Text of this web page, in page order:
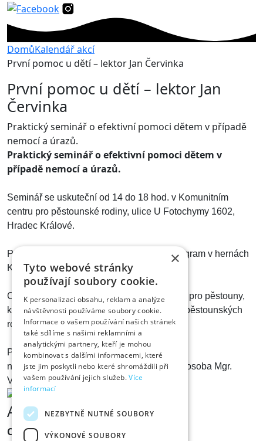
DomůKalendář akcí
První pomoc u dětí – lektor Jan Červinka
První pomoc u dětí – lektor Jan
Červinka
Praktický seminář o efektivní pomoci dětem v případě
nemocí a úrazů.
Praktický seminář o efektivní pomoci dětem v
případě nemocí a úrazů.
Seminář se uskuteční od 14 do 18 hod. v Komunitním
centru pro pěstounské rodiny, ulice U Fotochymy 1602,
Hradec Králové.
Po dobu seminářů je pro děti připraven program v hernách
Komunitního centra.
Cena jednotlivého semináře 500 Kč/ osoba pro pěstouny,
kteří nemají uzavřenou Dohodu s Centrem pěstounských
rodin o. s.
Přihlášky a dotazy posílejte
na
vlasta@pestounskerodiny.cz, kontaktní osoba Mgr.
Vlasta Neckařová.
Adresa
Centrum pěstounských rodin z.s.
×
Tyto webové stránky
používají soubory cookie.
K personalizaci obsahu, reklam a analýze
návštěvnosti používáme soubory cookie.
Informace o vašem používání našich stránek
také sdílíme s našimi reklamními a
analytickými partnery, kteří je mohou
kombinovat s dalšími informacemi, které
jste jim poskytli nebo které shromáždili při
vašem používání jejich služeb.Více
informací
NEZBYTNĚ NUTNÉ SOUBORY
VÝKONOVÉ SOUBORY